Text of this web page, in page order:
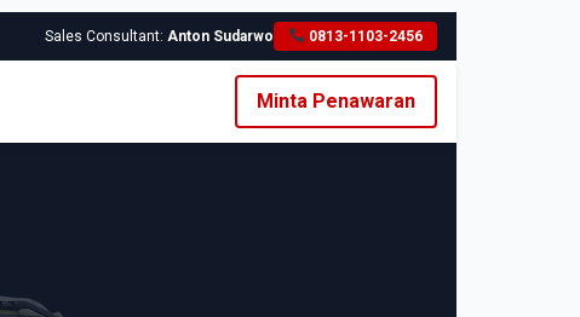
Sales Consultant:Anton Sudarwo 0813-1103-2456
Minta Penawaran